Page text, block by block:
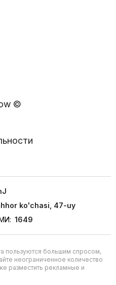
©
ko'chasi, 47-uy
1649
пользуются большим спросом,
неограниченное количество
разместить рекламные и